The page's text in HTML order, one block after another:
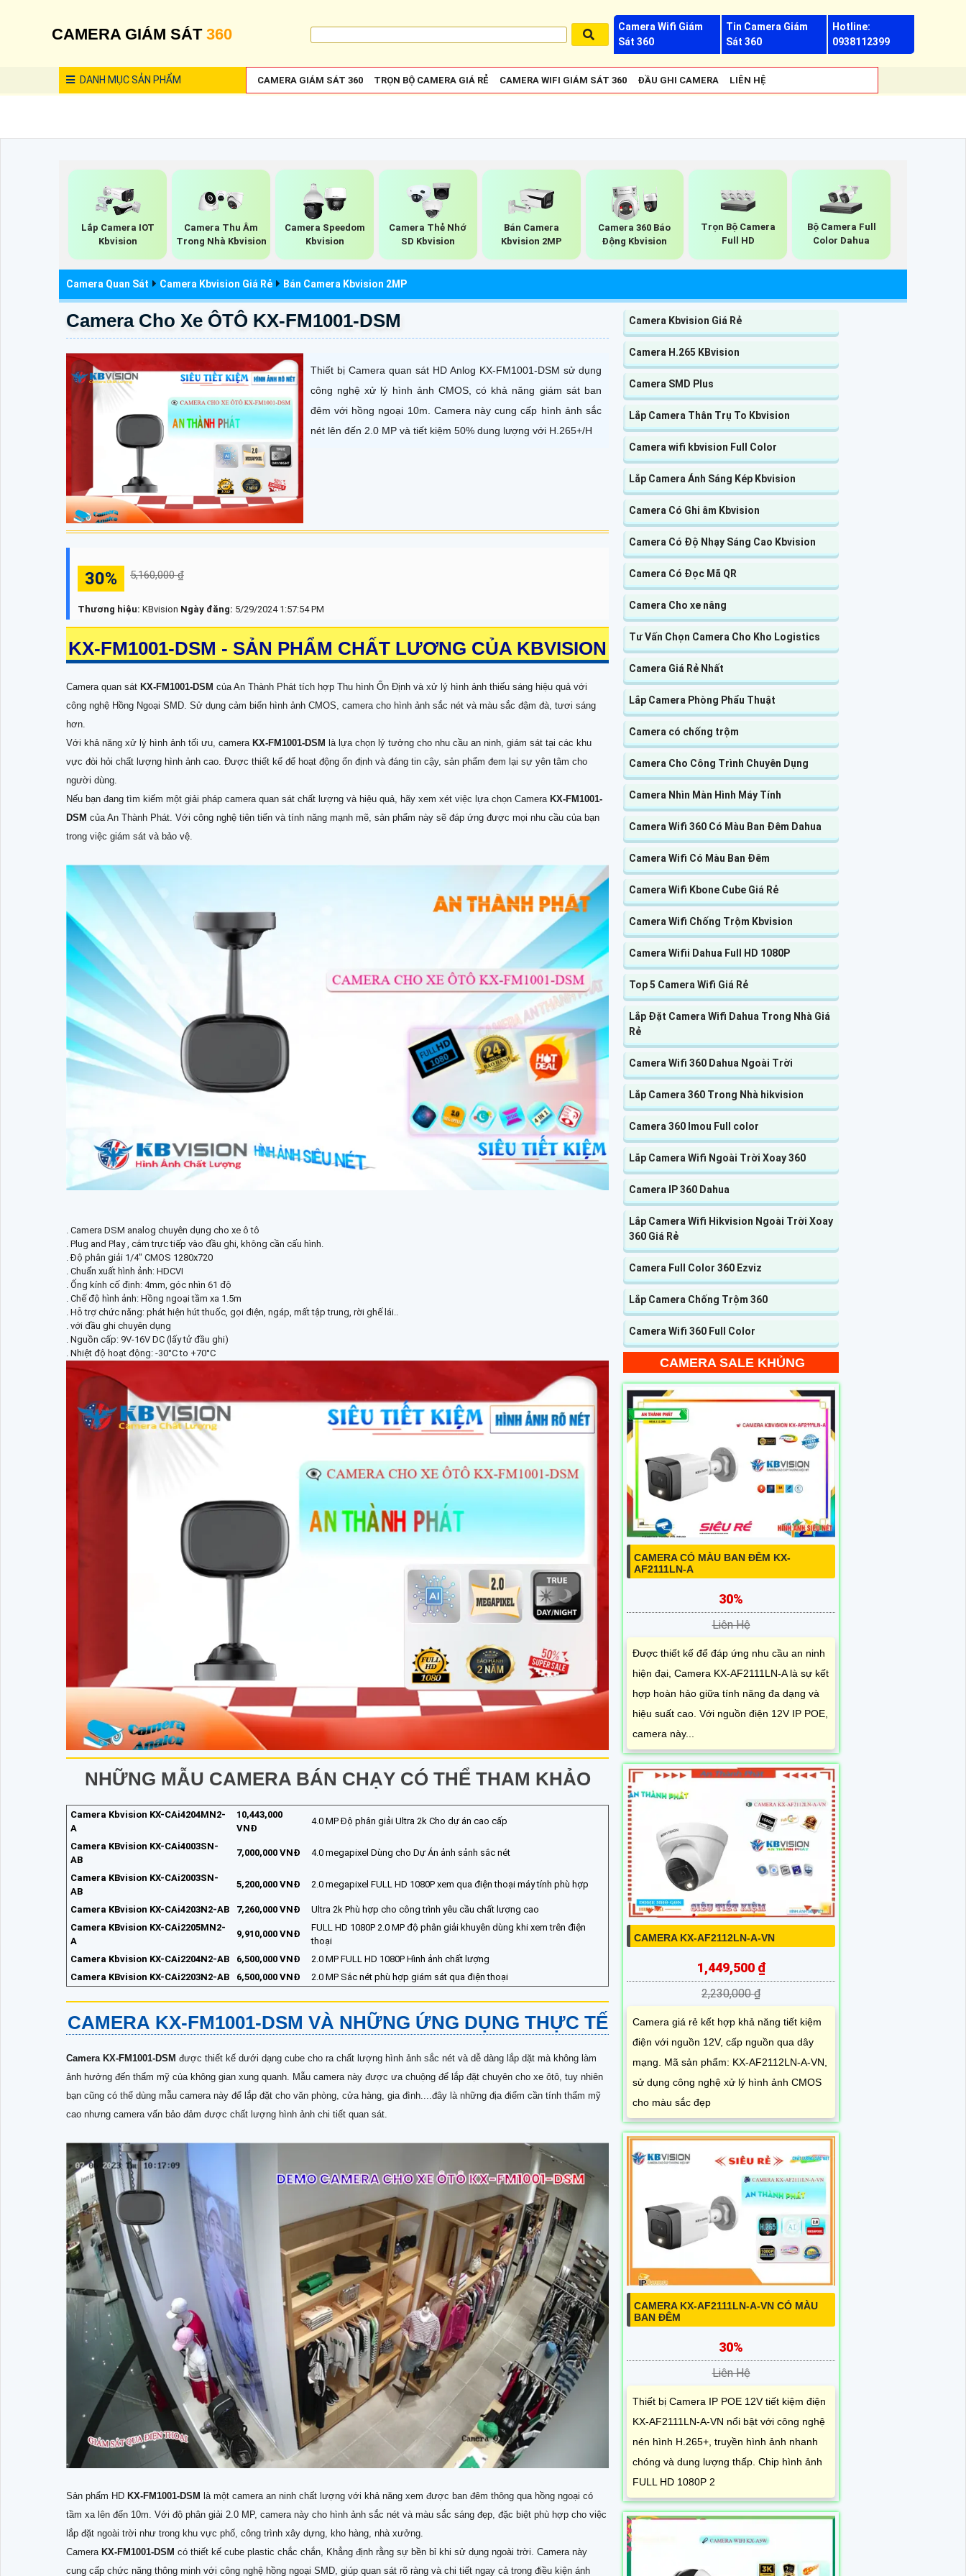
CAMERA GIÁM SÁT 360
Camera Wifi Giám
Sát 360
Tin Camera Giám
Sát 360
Hotline:
0938112399
DANH MỤCSẢN PHẨM CAMERA GIÁM SÁT 360 TRỌN BỘ CAMERA GIÁ RẺ CAMERA WIFI GIÁM SÁT 360 ĐẦU GHI CAMERA LIÊN HỆ
Lắp Camera IOT
Kbvision
Camera Thu Âm
Trong Nhà Kbvision
Camera Speedom
Kbvision
Camera Thẻ Nhớ
SD Kbvision
Bán Camera
Kbvision 2MP
Camera 360 Báo
Động Kbvision
Trọn Bộ Camera
Full HD
Bộ Camera Full
Color Dahua
Camera Quan Sát Camera Kbvision Giá Rẻ Bán Camera Kbvision 2MP
Camera Cho Xe ÔTÔ KX-FM1001-DSM
Thiết bị Camera quan sát HD Anlog KX-FM1001-DSM sử dụng
công nghệ xử lý hình ảnh CMOS, có khả năng giám sát ban
đêm với hồng ngoại 10m. Camera này cung cấp hình ảnh sắc
nét lên đến 2.0 MP và tiết kiệm 50% dung lượng với H.265+/H
30% 5,160,000 ₫
Thương hiệu: KBvision Ngày đăng: 5/29/2024 1:57:54 PM
KX-FM1001-DSM - SẢN PHẨM CHẤT LƯƠNG CỦA KBVISION
Camera quan sát KX-FM1001-DSM của An Thành Phát tích hợp Thu hình Ổn Định và xử lý hình ảnh thiếu sáng hiệu quả với
công nghệ Hồng Ngoại SMD. Sử dụng cảm biến hình ảnh CMOS, camera cho hình ảnh sắc nét và màu sắc đậm đà, tươi sáng
hơn.
Với khả năng xử lý hình ảnh tối ưu, camera KX-FM1001-DSM là lựa chọn lý tưởng cho nhu cầu an ninh, giám sát tại các khu
vực đòi hỏi chất lượng hình ảnh cao. Được thiết kế để hoạt động ổn định và đáng tin cậy, sản phẩm đem lại sự yên tâm cho
người dùng.
Nếu bạn đang tìm kiếm một giải pháp camera quan sát chất lượng và hiệu quả, hãy xem xét việc lựa chọn Camera KX-FM1001-
DSM của An Thành Phát. Với công nghệ tiên tiến và tính năng mạnh mẽ, sản phẩm này sẽ đáp ứng được mọi nhu cầu của bạn
trong việc giám sát và bảo vệ.
. Camera DSM analog chuyên dụng cho xe ô tô
. Plug and Play , cắm trực tiếp vào đầu ghi, không cần cấu hình.
. Độ phân giải 1/4" CMOS 1280x720
. Chuẩn xuất hình ảnh: HDCVI
. Ống kính cố định: 4mm, góc nhìn 61 độ
. Chế độ hình ảnh: Hồng ngoại tầm xa 1.5m
. Hỗ trợ chức năng: phát hiện hút thuốc, gọi điện, ngáp, mất tập trung, rời ghế lái..
. với đầu ghi chuyên dụng
. Nguồn cấp: 9V-16V DC (lấy tử đầu ghi)
. Nhiệt độ hoạt động: -30°C to +70°C
NHỮNG MẪU CAMERA BÁN CHẠY CÓ THỂ THAM KHẢO
Camera Kbvision KX-CAi4204MN2-
A
10,443,000
VNĐ
4.0 MP Độ phân giải Ultra 2k Cho dự án cao cấp
Camera KBvision KX-CAi4003SN-
AB
7,000,000 VNĐ 4.0 megapixel Dùng cho Dự Án ảnh sảnh sắc nét
Camera KBvision KX-CAi2003SN-
AB
5,200,000 VNĐ 2.0 megapixel FULL HD 1080P xem qua điện thoại máy tính phù hợp
Camera KBvision KX-CAi4203N2-AB 7,260,000 VNĐ
Ultra 2k Phù hợp cho công trình yêu cầu chất lượng cao
Camera KBvision KX-CAi2205MN2-
A
9,910,000 VNĐ
FULL HD 1080P 2.0 MP độ phân giải khuyên dùng khi xem trên điện
thoại
Camera Kbvision KX-CAi2204N2-AB
6,500,000 VNĐ
2.0 MP FULL HD 1080P Hình ảnh chất lượng
Camera KBvision KX-CAi2203N2-AB
6,500,000 VNĐ 2.0 MP Sắc nét phù hợp giám sát qua điện thoại
CAMERA KX-FM1001-DSM VÀ NHỮNG ỨNG DỤNG THỰC TẾ
Camera KX-FM1001-DSM được thiết kế dưới dạng cube cho ra chất lượng hình ảnh sắc nét và dễ dàng lắp dặt mà không làm
ảnh hưởng đến thẩm mỹ của không gian xung quanh. Mẫu camera này được ưa chuộng để lắp đặt chuyên cho xe ôtô, tuy nhiên
bạn cũng có thể dùng mẫu camera này để lắp đặt cho văn phòng, cửa hàng, gia đình....đây là những địa điểm cần tính thẩm mỹ
cao nhưng camera vấn bảo đảm được chất lượng hình ảnh chi tiết quan sát.
Sản phẩm HD KX-FM1001-DSM là một camera an ninh chất lượng với khả năng xem được ban đêm thông qua hồng ngoại có
tầm xa lên đến 10m. Với độ phân giải 2.0 MP, camera này cho hình ảnh sắc nét và màu sắc sáng đẹp, đặc biệt phù hợp cho việc
lắp đặt ngoài trời như trong khu vực phố, công trình xây dựng, kho hàng, nhà xưởng.
CameraKX-FM1001-DSM có thiết kế cube plastic chắc chắn, Khẳng định rằng sự bền bỉ khi sử dụng ngoài trời. Camera này
cung cấp chức năng thông minh với công nghệ hồng ngoại SMD, giúp quan sát rõ ràng và chi tiết ngay cả trong điều kiện ánh
Camera Kbvision Giá Rẻ
Camera H.265 KBvision
Camera SMD Plus
Lắp Camera Thân Trụ To Kbvision
Camera wifi kbvision Full Color
Lắp Camera Ánh Sáng Kép Kbvision
Camera Có Ghi âm Kbvision
Camera Có Độ Nhạy Sáng Cao Kbvision
Camera Có Đọc Mã QR
Camera Cho xe nâng
Tư Vấn Chọn Camera Cho Kho Logistics
Camera Giá Rẻ Nhất
Lắp Camera Phòng Phẩu Thuật
Camera có chống trộm
Camera Cho Công Trình Chuyên Dụng
Camera Nhìn Màn Hình Máy Tính
Camera Wifi 360 Có Màu Ban Đêm Dahua
Camera Wifi Có Màu Ban Đêm
Camera Wifi Kbone Cube Giá Rẻ
Camera Wifi Chống Trộm Kbvision
Camera Wifii Dahua Full HD 1080P
Top 5 Camera Wifi Giá Rẻ
Lắp Đặt Camera Wifi Dahua Trong Nhà Giá
Rẻ
Camera Wifi 360 Dahua Ngoài Trời
Lắp Camera 360 Trong Nhà hikvision
Camera 360 Imou Full color
Lắp Camera Wifi Ngoài Trời Xoay 360
Camera IP 360 Dahua
Lắp Camera Wifi Hikvision Ngoài Trời Xoay
360 Giá Rẻ
Camera Full Color 360 Ezviz
Lắp Camera Chống Trộm 360
Camera Wifi 360 Full Color
CAMERA SALE KHỦNG
CAMERA CÓ MÀU BAN ĐÊM KX-
AF2111LN-A
30%
Liên Hệ
Được thiết kế để đáp ứng nhu cầu an ninh
hiện đại, Camera KX-AF2111LN-A là sự kết
hợp hoàn hảo giữa tính năng đa dạng và
hiệu suất cao. Với nguồn điện 12V IP POE,
camera này...
CAMERA KX-AF2112LN-A-VN
1,449,500 ₫
2,230,000 ₫
Camera giá rẻ kết hợp khả năng tiết kiệm
điện với nguồn 12V, cấp nguồn qua dây
mạng. Mã sản phẩm: KX-AF2112LN-A-VN,
sử dụng công nghệ xử lý hình ảnh CMOS
cho màu sắc đẹp
CAMERA KX-AF2111LN-A-VN CÓ MÀU
BAN ĐÊM
30%
Liên Hệ
Thiết bị Camera IP POE 12V tiết kiệm điện
KX-AF2111LN-A-VN nổi bật với công nghệ
nén hình H.265+, truyền hình ảnh nhanh
chóng và dung lượng thấp. Chip hình ảnh
FULL HD 1080P 2